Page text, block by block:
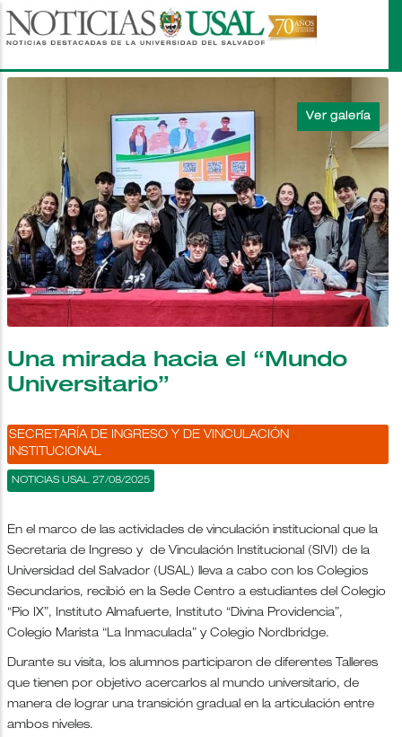
Pasar
al
principal
Una mirada hacia el “Mundo
Universitario”
SECRETARÍA DE INGRESO Y DE VINCULACIÓN
INSTITUCIONAL
NOTICIAS USAL 27/08/2025
En el marco de las actividades de vinculación institucional que la
Secretaria de Ingreso y de Vinculación Institucional (SIVI) de la
Universidad del Salvador (USAL) lleva a cabo con los Colegios
Secundarios, recibió en la Sede Centro a estudiantes del Colegio
“Pio IX”, Instituto Almafuerte, Instituto “Divina Providencia”,
Colegio Marista “La Inmaculada” y Colegio Nordbridge.
Durante su visita, los alumnos participaron de diferentes Talleres
que tienen por objetivo acercarlos al mundo universitario, de
manera de lograr una transición gradual en la articulación entre
ambos niveles.